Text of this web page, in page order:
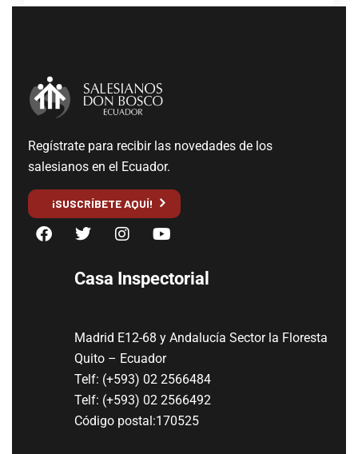
Regístrate para recibir las novedades de los
salesianos en el Ecuador.
¡SUSCRÍBETE AQUÍ!
Casa Inspectorial
Madrid E12-68 y Andalucía Sector la Floresta
Quito – Ecuador
Telf: (+593) 02 2566484
Telf: (+593) 02 2566492
Código postal:170525